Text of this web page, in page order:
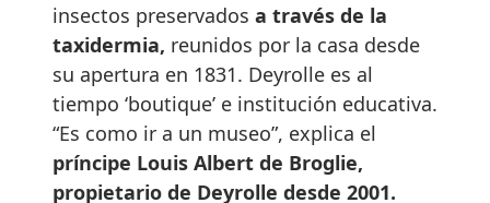
insectos preservados a través de la
taxidermia, reunidos por la casa desde
su apertura en 1831. Deyrolle es al
tiempo ‘boutique’ e institución educativa.
“Es como ir a un museo”, explica el
príncipe Louis Albert de Broglie,
propietario de Deyrolle desde 2001.